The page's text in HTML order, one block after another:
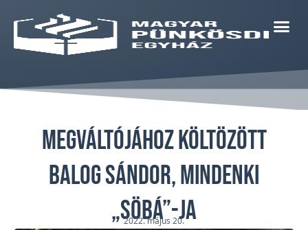
Megváltójához költözött
Balog Sándor, mindenki
„Söbá”-ja
2022. május 20.